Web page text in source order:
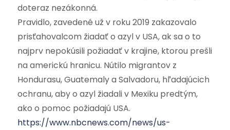
doteraz nezákonná.
Pravidlo, zavedené už v roku 2019 zakazovalo
prisťahovalcom žiadať o azyl v USA, ak sa o to
najprv nepokúsili požiadať v krajine, ktorou prešli
na americkú hranicu. Nútilo migrantov z
Hondurasu, Guatemaly a Salvadoru, hľadajúcich
ochranu, aby o azyl žiadali v Mexiku predtým,
ako o pomoc požiadajú USA.
https://www.nbcnews.com/news/us-